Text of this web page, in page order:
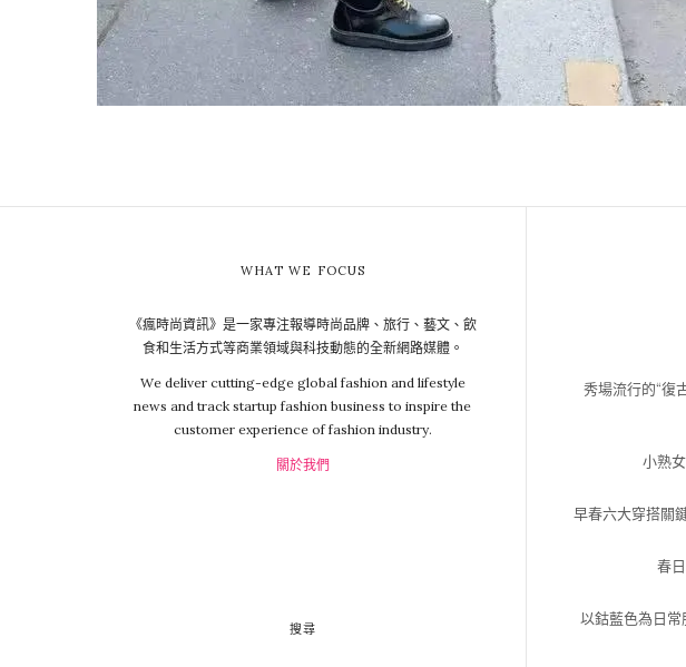
WHAT WE FOCUS
《瘋時尚資訊》是一家專注報導時尚品牌、旅行、藝文、飲
食和生活方式等商業領域與科技動態的全新網路媒體。
We deliver cutting-edge global fashion and lifestyle
news and track startup fashion business to inspire the
customer experience of fashion industry.
關於我們
搜尋
秀場流行的“復
小熟
早春六大穿搭關
春
以鈷藍色為日